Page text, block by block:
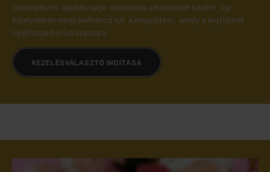
összeállított ajánlás segít eligazodni a kezelések között, így
könnyebben megtalálhatod azt a megoldást, amely a legtöbbet
nyújthatja bőröd számára.
KEZELÉSVÁLASZTÓ INDÍTÁSA